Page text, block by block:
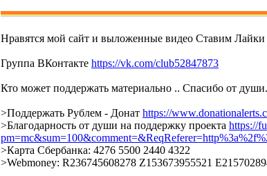
Нравятся мой сайт и выложенные видео Ставим
Группа ВКонтакте https://vk.com/club52847873
Кто может поддержать материально .. Спасибо от
>Поддержать Рублем - Донат https://
>Благодарность от души на поддержку проекта https://
>Карта Сбербанка: 4276 5500 2440 4322
>Webmoney: R236745608278 Z153673955521